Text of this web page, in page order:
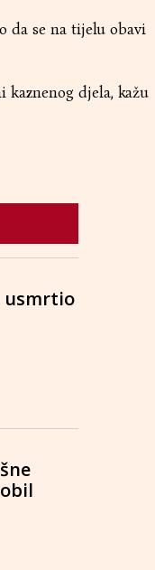
da se na tijelu obavi
kaznenog djela, kažu
usmrtio